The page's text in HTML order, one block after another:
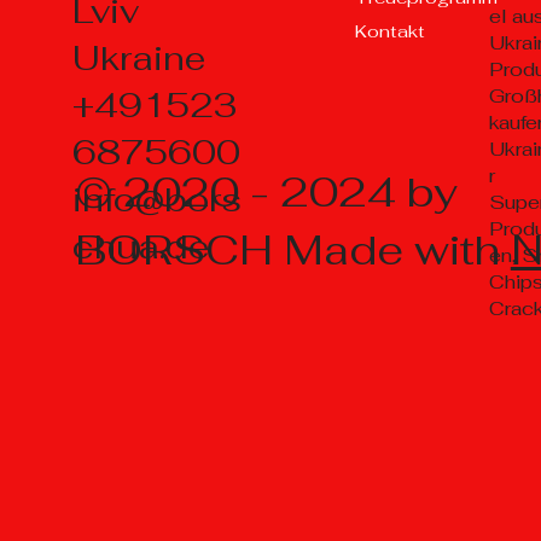
Lviv
Ukraine
+491523
6875600
info@bors
chua.de
© 2020 - 2024 by
BORSCH Made with
Kontakt
el
r
en,